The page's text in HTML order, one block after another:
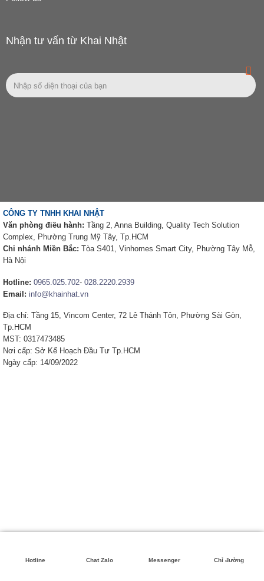
Nhận tư vấn từ Khai Nhật
CÔNG TY TNHH KHAI NHẬT
Văn phòng điều hành: Tầng 2, Anna Building, Quality Tech Solution
Complex, Phường Trung Mỹ Tây, Tp.HCM
Chi nhánh Miền Bắc: Tòa S401, Vinhomes Smart City, Phường Tây Mỗ,
Hà Nội
Hotline: 0965.025.702- 028.2220.2939
Email: info@khainhat.vn
Địa chỉ: Tầng 15, Vincom Center, 72 Lê Thánh Tôn, Phường Sài Gòn,
Tp.HCM
MST: 0317473485
Nơi cấp: Sở Kế Hoạch Đầu Tư Tp.HCM
Ngày cấp: 14/09/2022
Hotline Chat Zalo Messenger Chỉ đường